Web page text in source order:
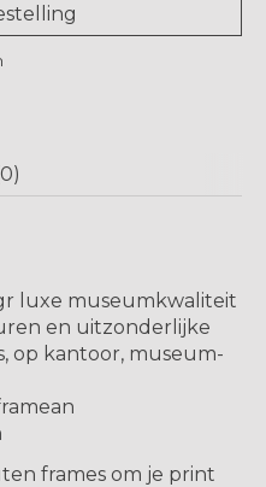
luxe museumkwaliteit
en uitzonderlijke
op kantoor, museum-
frames om je print